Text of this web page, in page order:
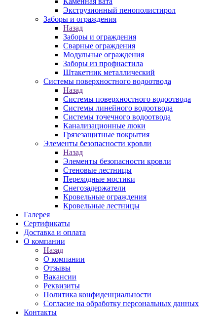
Экструзионный пенополистирол
Заборы и ограждения
Назад
Заборы и ограждения
Сварные ограждения
Модульные ограждения
Заборы из профнастила
Штакетник металлический
Системы поверхностного водоотвода
Назад
Системы поверхностного водоотвода
Системы линейного водоотвода
Системы точечного водоотвода
Канализационные люки
Грязезащитные покрытия
Элементы безопасности кровли
Назад
Элементы безопасности кровли
Стеновые лестницы
Переходные мостики
Снегозадержатели
Кровельные ограждения
Кровельные лестницы
Галерея
Сертификаты
Доставка и оплата
О компании
Назад
О компании
Отзывы
Вакансии
Реквизиты
Политика конфиденциальности
Согласие на обработку персональных данных
Контакты